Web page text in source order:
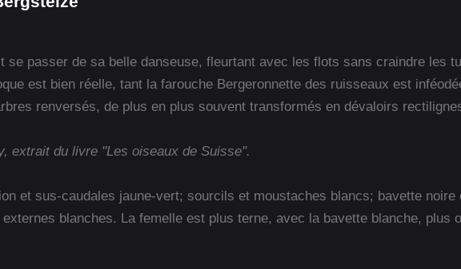
se passer de sa belle danseuse, fleurtant avec les flots sans craindre les
est bien réelle, tant la farouche Bergeronnette des ruisseaux est
renversés, de plus en plus souvent transformés en dévaloirs
extrait du livre "Les oiseaux de Suisse".
et sus-caudales jaune-vert; sourcils et moustaches blancs; bavette
blanches. La femelle est plus terne, avec la bavette blanche, plus